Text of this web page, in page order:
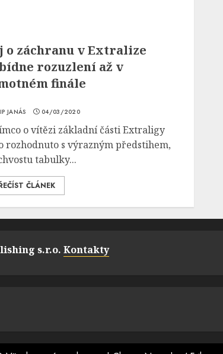
o záchranu v Extralize
rozuzlení až v
finále
JANÁS 04/03/2020
o vítězi základní části Extraligy
rozhodnuto s výrazným předstihem,
tabulky...
ČLÁNEK
s.r.o. Kontakty